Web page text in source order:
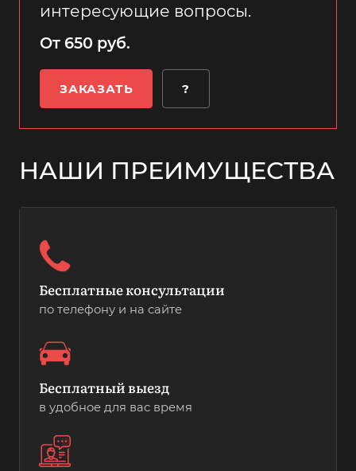
интересующие вопросы.
От 650 руб.
ЗАКАЗАТЬ ?
НАШИ ПРЕИМУЩЕСТВА
Бесплатные консультации
по телефону и на сайте
Бесплатный выезд
в удобное для вас время